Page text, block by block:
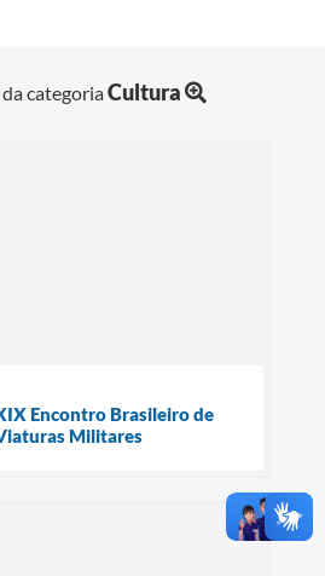
categoriaCultura
Encontro Brasileiro de
Militares